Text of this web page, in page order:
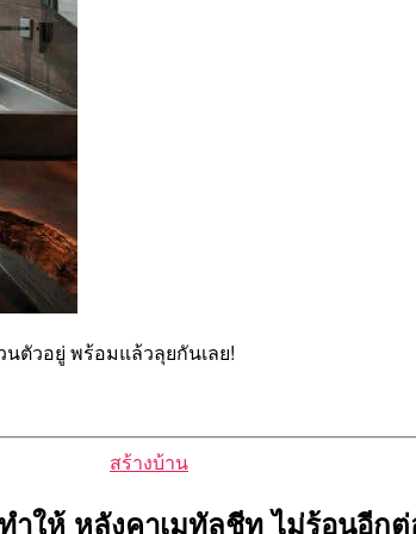
ตัวอยู่ พร้อมแล้วลุยกันเลย!
Categories
สร้างบ้าน
ำให้ หลังคาเมทัลชีท ไม่ร้อนอีกต่